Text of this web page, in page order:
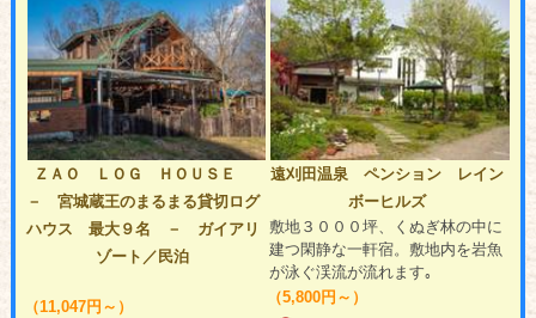
ＺＡＯ ＬＯＧ ＨＯＵＳＥ
－ 宮城蔵王のまるまる貸切ログ
ハウス 最大９名 － ガイアリ
ゾート／民泊
（11,047円～）
遠刈田温泉 ペンション レイン
ボーヒルズ
敷地３０００坪、くぬぎ林の中に
建つ閑静な一軒宿。敷地内を岩魚
が泳ぐ渓流が流れます｡
（5,800円～）